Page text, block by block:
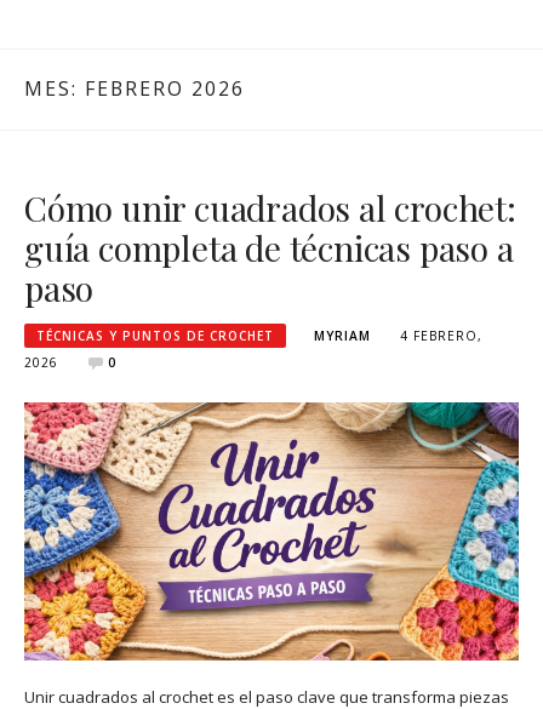
MES: FEBRERO 2026
Cómo unir cuadrados al crochet:
guía completa de técnicas paso a
paso
TÉCNICAS Y PUNTOS DE CROCHET MYRIAM
4 FEBRERO,
2026
0
Unir cuadrados al crochet es el paso clave que transforma piezas